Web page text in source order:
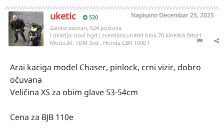
uketic 520 Napisano Decembar 25, 2025
Zainteresovan, 524 postova
Lokacija: novi bgd i zvezdara,united blok 70 kineska četvrt
Motocikl: TDM 3vd , Honda CBR 1000 f
Arai kaciga model Chaser, pinlock, crni vizir, dobro
očuvana
Veličina XS za obim glave 53-54cm
Cena za BJB 110e